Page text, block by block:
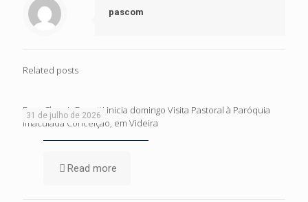
pascom
Related posts
31 de julho de 2026
Dom Cleocir Bonetti inicia domingo Visita Pastoral à Paróquia
Imaculada Conceição, em Videira
Read more